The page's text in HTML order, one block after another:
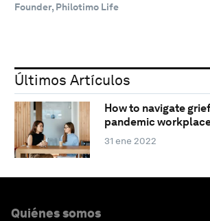
Founder, Philotimo Life
Últimos Artículos
How to navigate
pandemic
31 ene 2022
Quiénes somos